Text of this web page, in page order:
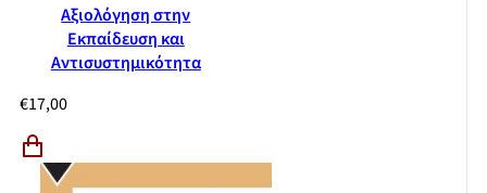
Αξιολόγηση στην
Εκπαίδευση και
Αντισυστημικότητα
€17,00